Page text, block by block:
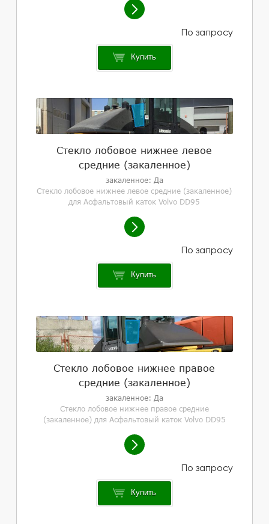
Купить
Стекло лобовое нижнее левое
средние (закаленное)
закаленное: Да
Стекло лобовое нижнее левое средние (закаленное)
для Асфальтовый каток Volvo DD95
Купить
Стекло лобовое нижнее правое
средние (закаленное)
закаленное: Да
Стекло лобовое нижнее правое средние
(закаленное) для Асфальтовый каток Volvo DD95
Купить